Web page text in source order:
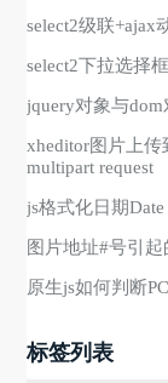
select2级联+ajax
select2下拉选择
jquery对象与
xheditor图片上传
multipart request
js格式化日期Date
图片地址#号引
原生js如何判断
标签列表